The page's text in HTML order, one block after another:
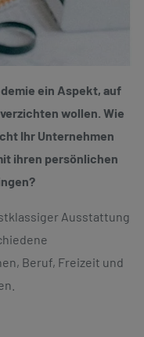
ein Aspekt, auf
wollen. Wie
Ihr Unternehmen
ihren persönlichen
Ausstattung
Beruf, Freizeit und